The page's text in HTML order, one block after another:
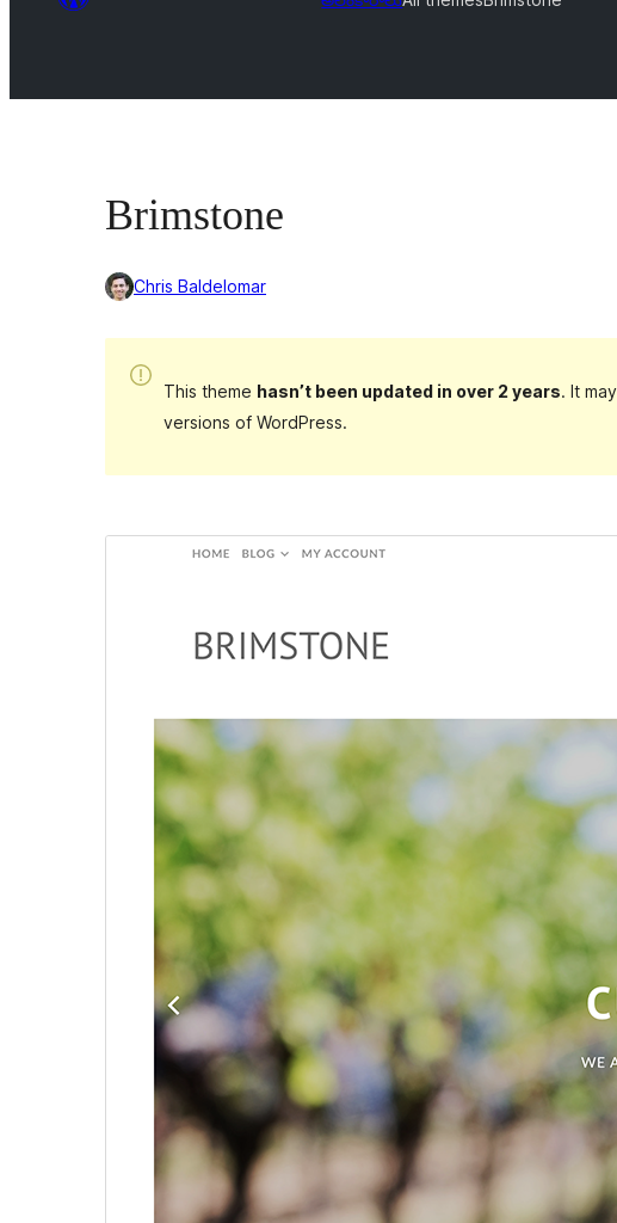
Brimstone
Chris Baldelomar
This theme hasn’t been updated in over 2 years. It
versions of WordPress.